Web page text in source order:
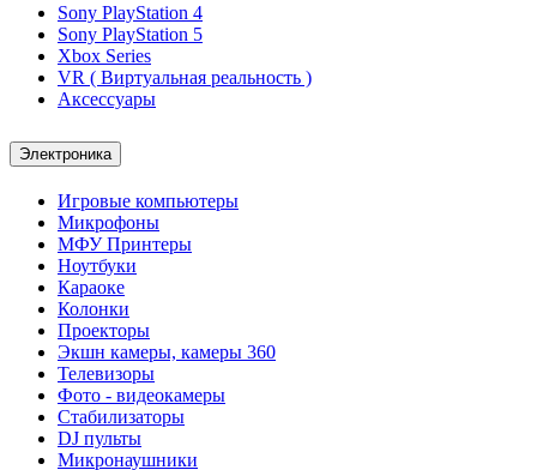
Sony PlayStation 4
Sony PlayStation 5
Xbox Series
VR ( Виртуальная реальность )
Аксессуары
Электроника
Игровые компьютеры
Микрофоны
МФУ Принтеры
Ноутбуки
Караоке
Колонки
Проекторы
Экшн камеры, камеры 360
Телевизоры
Фото - видеокамеры
Стабилизаторы
DJ пульты
Микронаушники